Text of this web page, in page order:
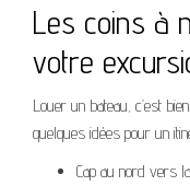
Les coins à
votre
Louer un bateau, c’est
quelques idées pour un
Cap au nord vers